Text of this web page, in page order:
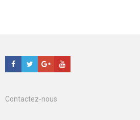
Facebook
TwitterGoogle+Youtube
Contactez-nous